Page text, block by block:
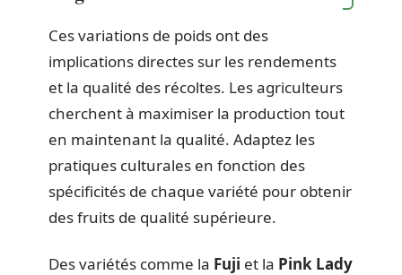
Ces variations de poids ont des
implications directes sur les rendements
et la qualité des récoltes. Les agriculteurs
cherchent à maximiser la production tout
en maintenant la qualité. Adaptez les
pratiques culturales en fonction des
spécificités de chaque variété pour obtenir
des fruits de qualité supérieure.
Des variétés comme la Fuji et la Pink Lady